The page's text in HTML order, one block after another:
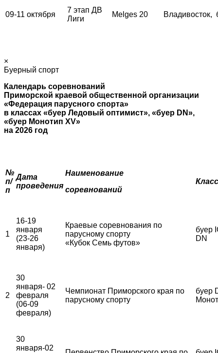
09-11 октября
7 этап ДВ
Лиги
Melges 20 Владивосток,
×
Буерный спорт
Календарь соревнований
Приморской краевой общественной организации
«Федерация парусного спорта»
в классах «буер Ледовый оптимист», «буер DN»,
«буер Монотип XV»
на 2026 год
№
п/
п
Дата
проведения
Наименование
соревнований
Класс
1
16-19
января
(23-26
января)
Краевые соревнования по
парусному спорту
«Кубок Семь футов»
буер
DN
2
30
января- 02
февраля
(06-09
февраля)
Чемпионат Приморского края по
парусному спорту
буер
30
января-02